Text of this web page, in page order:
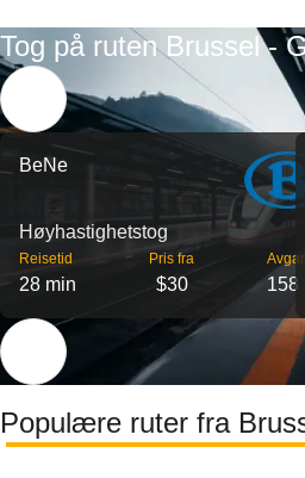
Tog på ruten Brussel -
BeNe
Høyhastighetstog
Reisetid
28 min
Pris fra
$30 158
Populære ruter fra